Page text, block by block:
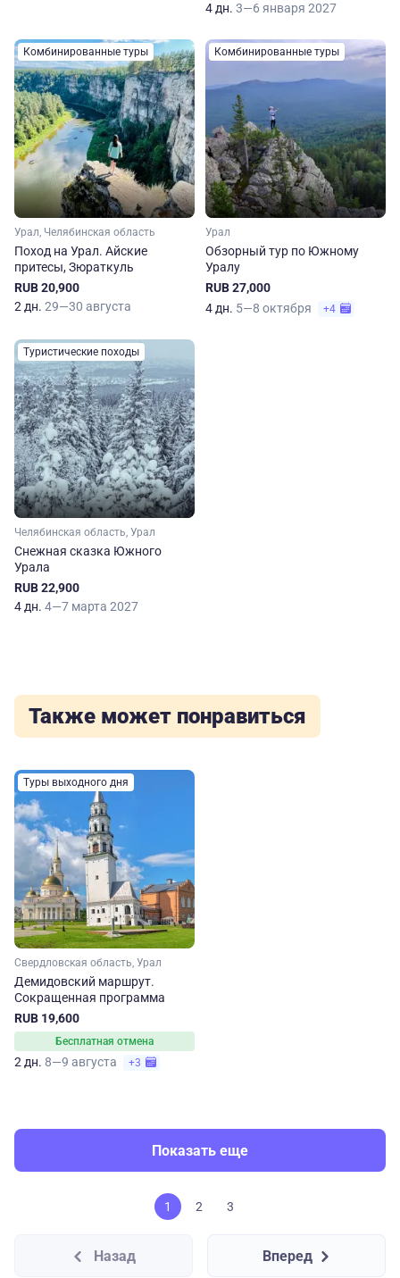
4 дн. 3—6 января 2027
Комбинированные туры
Урал, Челябинская область
Поход на Урал. Айские
притесы, Зюраткуль
RUB 20,900
2 дн. 29—30 августа
Комбинированные туры
Урал
Обзорный тур по Южному
Уралу
RUB 27,000
4 дн. 5—8 октября +4
Туристические походы
Челябинская область, Урал
Снежная сказка Южного
Урала
RUB 22,900
4 дн. 4—7 марта 2027
Также может понравиться
Туры выходного дня
Свердловская область, Урал
Демидовский маршрут.
Сокращенная программа
RUB 19,600
Бесплатная отмена
2 дн. 8—9 августа +3
Показать еще
1 2 3
Назад Вперед